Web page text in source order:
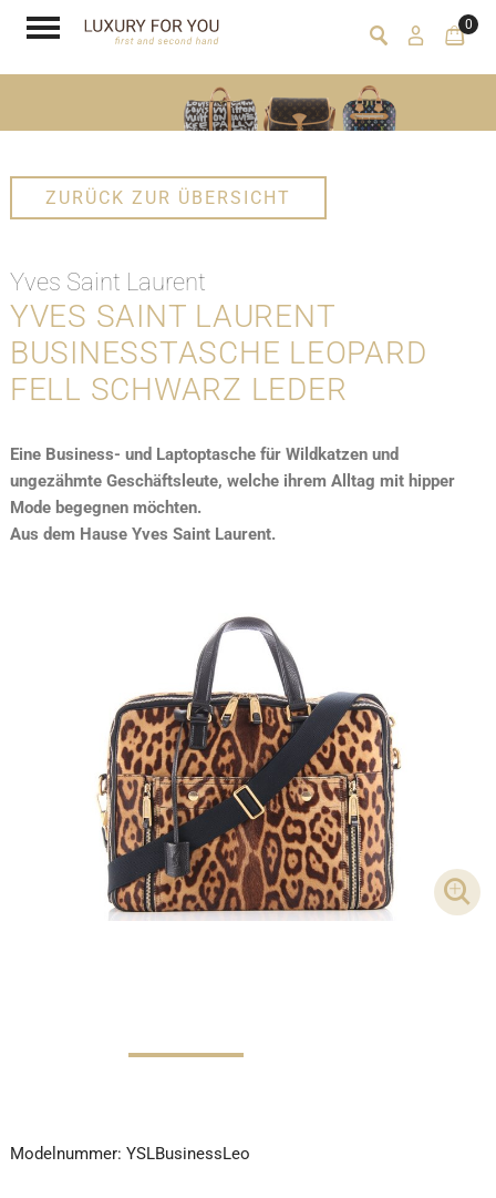
0
ZURÜCK ZUR ÜBERSICHT
Yves Saint Laurent
YVES SAINT LAURENT
BUSINESSTASCHE LEOPARD
FELL SCHWARZ LEDER
Eine Business- und Laptoptasche für Wildkatzen und
ungezähmte Geschäftsleute, welche ihrem Alltag mit hipper
Mode begegnen möchten.
Aus dem Hause Yves Saint Laurent.
Modelnummer: YSLBusinessLeo